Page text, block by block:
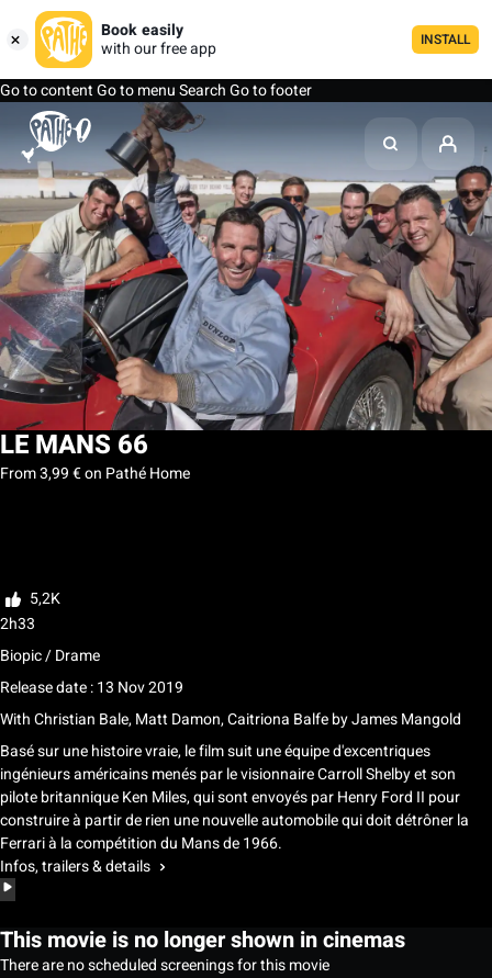
Book easily
with our free app
INSTALL
Go to contentGo to menuSearchGo to footer
LE MANS 66
From 3,99 € on Pathé Home
5,2K
2h33
Biopic / Drame
Release date : 13 Nov 2019
WithChristian Bale, Matt Damon, Caitriona BalfebyJames Mangold
Basé sur une histoire vraie, le film suit une équipe d'excentriques
ingénieurs américains menés par le visionnaire Carroll Shelby et son
pilote britannique Ken Miles, qui sont envoyés par Henry Ford II pour
construire à partir de rien une nouvelle automobile qui doit détrôner la
Ferrari à la compétition du Mans de 1966.
Infos, trailers & details
This movie is no longer shown in cinemas
There are no scheduled screenings for this movie